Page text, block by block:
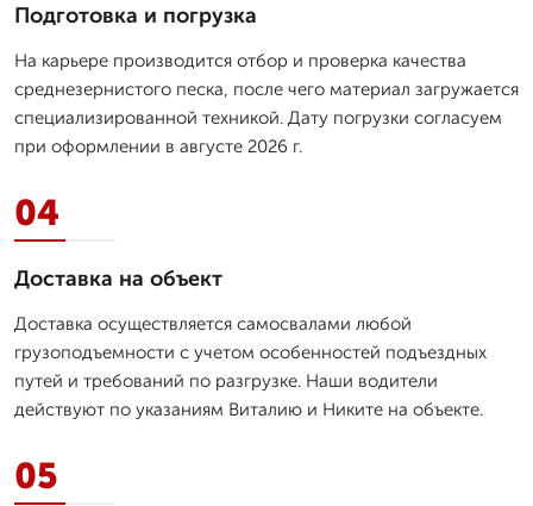
Подготовка и погрузка
На карьере производится отбор и проверка качества
среднезернистого песка, после чего материал загружается
специализированной техникой. Дату погрузки согласуем
при оформлении в августе 2026 г.
04
Доставка на объект
Доставка осуществляется самосвалами любой
грузоподъемности с учетом особенностей подъездных
путей и требований по разгрузке. Наши водители
действуют по указаниям Виталию и Никите на объекте.
05